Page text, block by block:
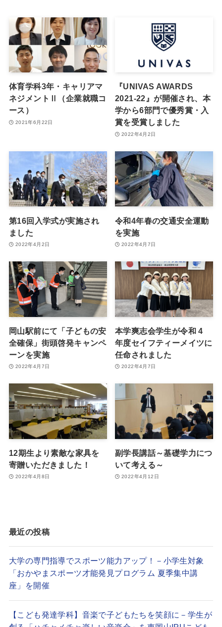
体育学科3年・キャリアマ
ネジメントⅡ（企業就職コ
ース）
2021年6月22日
『UNIVAS AWARDS
2021-22』が開催され、本
学から6部門で優秀賞・入
賞を受賞しました
2022年4月2日
第16回入学式が実施され
ました
2022年4月2日
令和4年春の交通安全運動
を実施
2022年4月7日
岡山駅前にて「子どもの安
全確保」街頭啓発キャンペ
ーンを実施
2022年4月7日
本学爽志会学生が令和 4
年度セイフティーメイツに
任命されました
2022年4月7日
12期生より素敵な家具を
寄贈いただきました！
2022年4月8日
副学長講話～基礎学力につ
いて考える～
2022年4月12日
最近の投稿
大学の専門指導でスポーツ能力アップ！－小学生対象
「おかやまスポーツ才能発見プログラム 夏季集中講
座」を開催
【こども発達学科】音楽で子どもたちを笑顔に－学生が